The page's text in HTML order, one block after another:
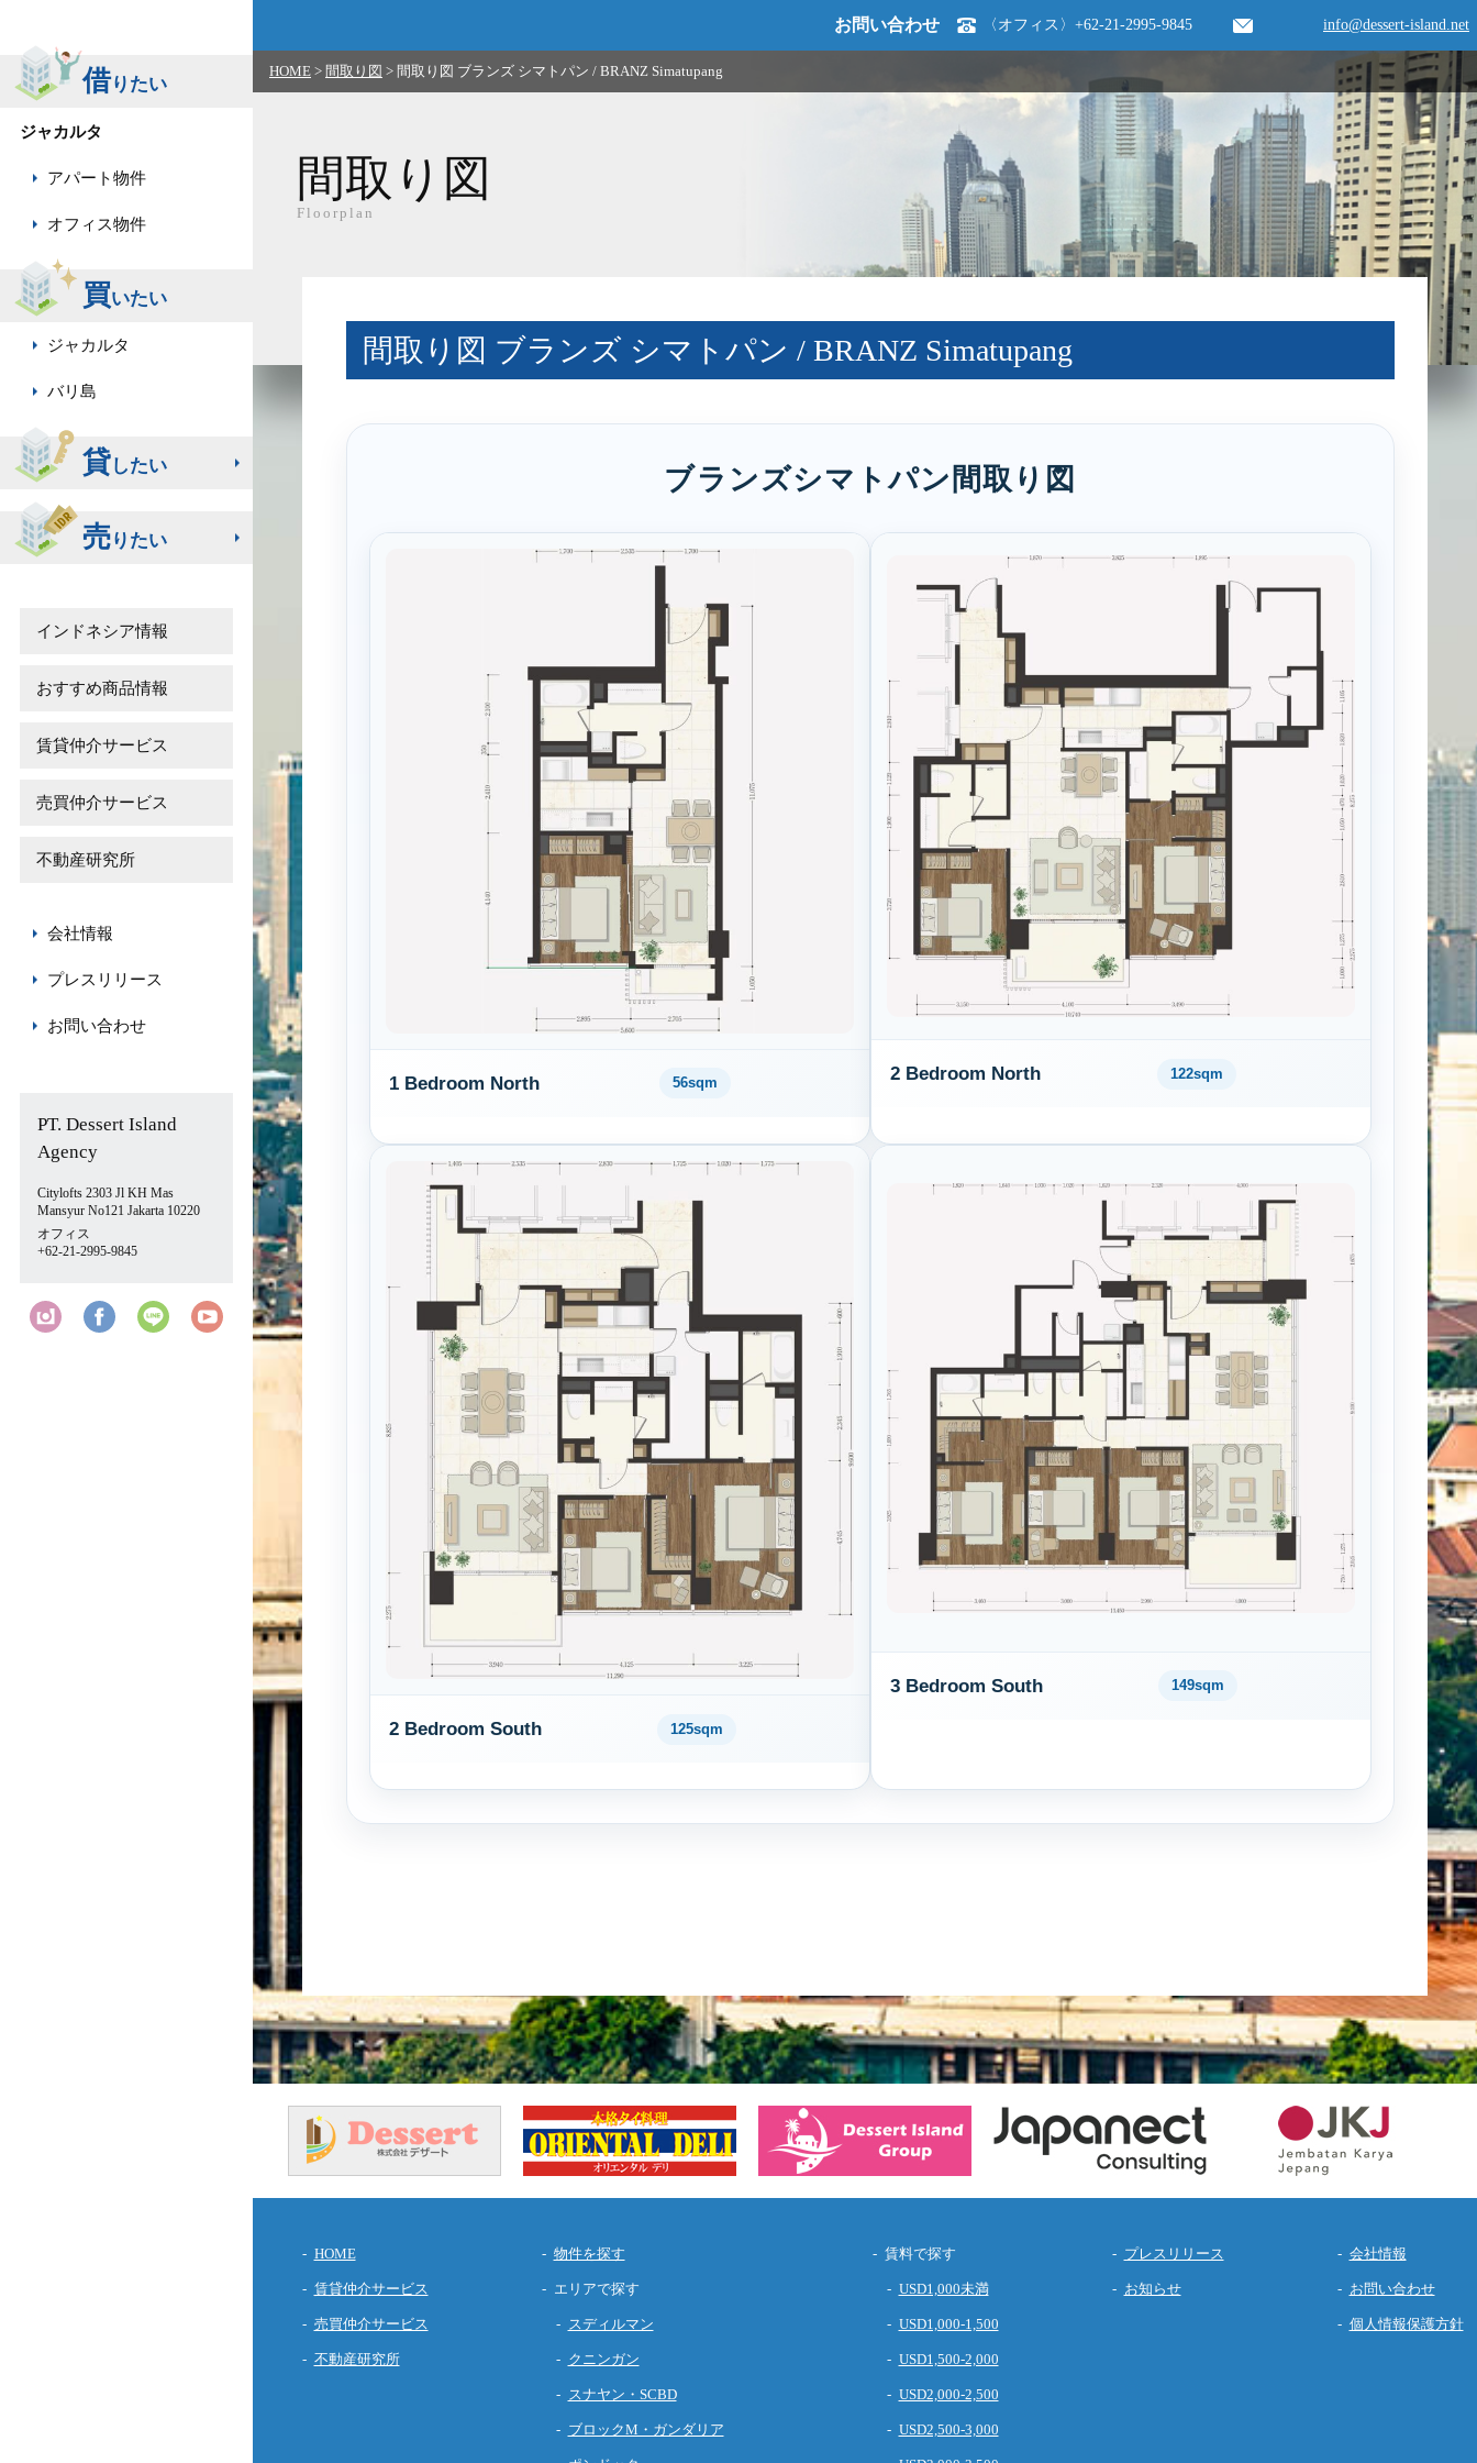
借りたい
ジャカルタ
アパート物件
オフィス物件
買いたい
ジャカルタ
バリ島
貸したい
売りたい
インドネシア情報
おすすめ商品情報
賃貸仲介サービス
売買仲介サービス
不動産研究所
会社情報
プレスリリース
お問い合わせ
PT. Dessert Island
Agency
Citylofts 2303 Jl KH Mas
Mansyur No121 Jakarta 10220
オフィス
+62-21-2995-9845
お問い合わせ 〈オフィス〉+62-21-2995-9845 info@dessert-island.net
HOME > 間取り図 > 間取り図 ブランズ シマトパン / BRANZ Simatupang
間取り図
Floorplan
間取り図 ブランズ シマトパン / BRANZ Simatupang
ブランズシマトパン間取り図
1 Bedroom North 56sqm 2 Bedroom North 122sqm
2 Bedroom South 125sqm
3 Bedroom South 149sqm
HOME
賃貸仲介サービス
売買仲介サービス
不動産研究所
物件を探す
エリアで探す
スディルマン
クニンガン
スナヤン・SCBD
ブロックM・ガンダリア
賃料で探す
USD1,000未満
USD1,000-1,500
USD1,500-2,000
USD2,000-2,500
USD2,500-3,000
プレスリリース
お知らせ
会社情報
お問い合わせ
個人情報保護方針